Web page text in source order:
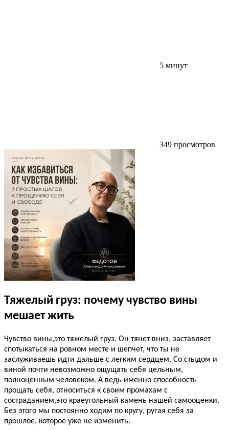
5 минут
349 просмотров
Тяжелый груз: почему чувство вины
мешает жить
Чувство вины,это тяжелый груз. Он тянет вниз, заставляет
спотыкаться на ровном месте и шепчет, что ты не
заслуживаешь идти дальше с легким сердцем. Со стыдом и
виной почти невозможно ощущать себя цельным,
полноценным человеком. А ведь именно способность
прощать себя, относиться к своим промахам с
состраданием,это краеугольный камень нашей самооценки.
Без этого мы постоянно ходим по кругу, ругая себя за
прошлое, которое уже не изменить.